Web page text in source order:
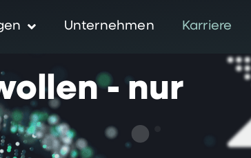
Unternehmen Karriere
- nur